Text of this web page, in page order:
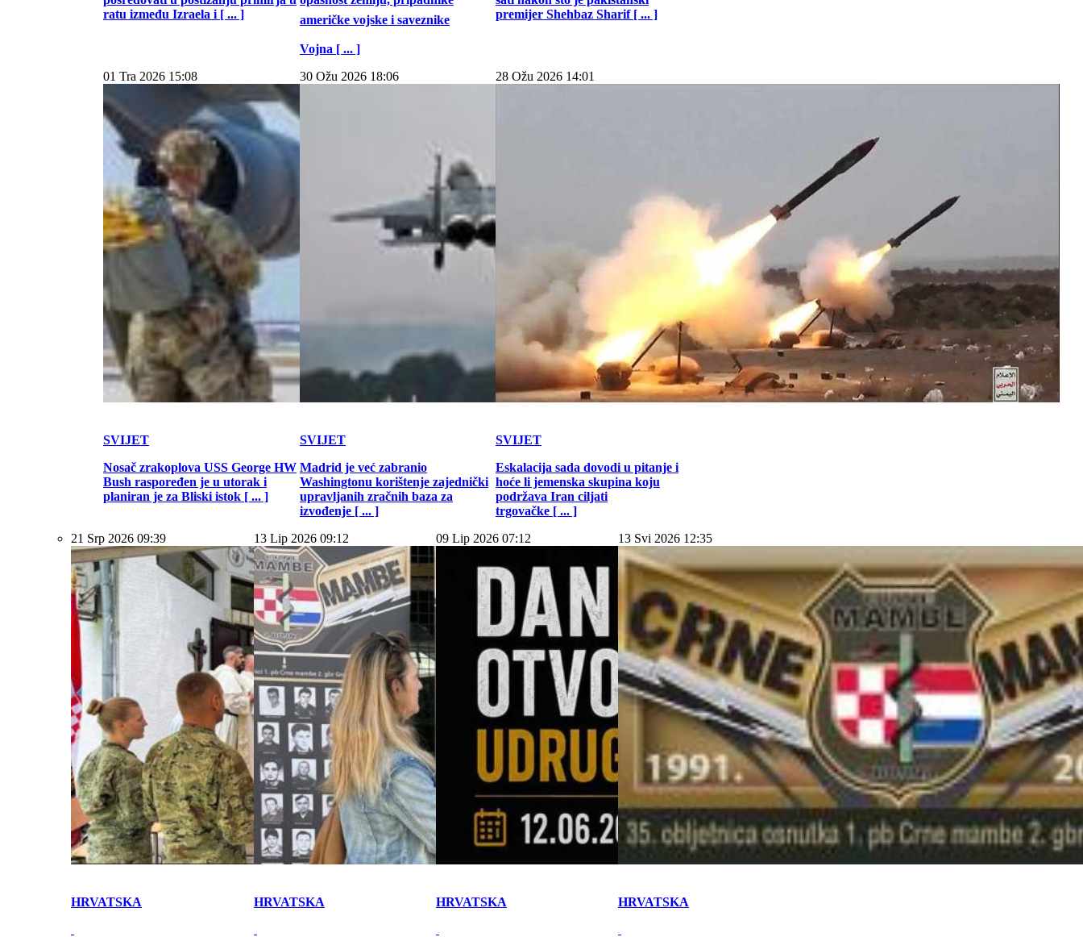
ratu između Izraela i [ ... ]
američke vojske i saveznike
Vojna [ ... ]
premijer Shehbaz Sharif [ ... ]
01 Tra 2026 15:08
SVIJET
Nosač zrakoplova USS George HW
Bush raspoređen je u utorak i
planiran je za Bliski istok [ ... ]
30 Ožu 2026 18:06
SVIJET
Madrid je već zabranio
Washingtonu korištenje zajednički
upravljanih zračnih baza za
izvođenje [ ... ]
28 Ožu 2026 14:01
SVIJET
Eskalacija sada dovodi u pitanje i
hoće li jemenska skupina koju
podržava Iran ciljati
trgovačke [ ... ]
21 Srp 2026 09:39
HRVATSKA
13 Lip 2026 09:12
HRVATSKA
09 Lip 2026 07:12
HRVATSKA
13 Svi 2026 12:35
HRVATSKA